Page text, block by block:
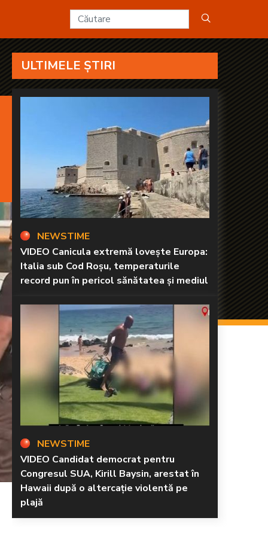
ULTIMELE ȘTIRI
NEWSTIME
VIDEO Canicula extremă lovește Europa:
Italia sub Cod Roșu, temperaturile
record pun în pericol sănătatea și mediul
NEWSTIME
VIDEO Candidat democrat pentru
Congresul SUA, Kirill Baysin, arestat în
Hawaii după o altercație violentă pe
plajă